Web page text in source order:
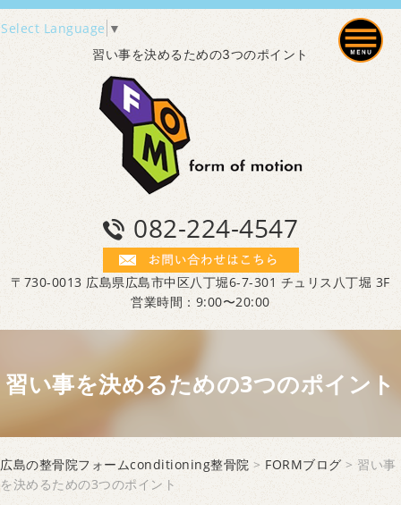
Select Language ▼
習い事を決めるための3つのポイント
082-224-4547
〒730-0013 広島県広島市中区八丁堀6-7-301 チュリス八丁堀 3F
営業時間：9:00〜20:00
習い事を決めるための3つのポイント
広島の整骨院フォームconditioning整骨院 > FORMブログ > 習い事
を決めるための3つのポイント